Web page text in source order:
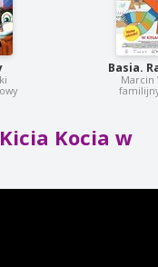
Basia.
Marcin
Kicia Kocia w